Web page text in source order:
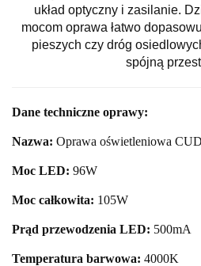
układ optyczny i zasilanie.
mocom oprawa łatwo
pieszych czy dróg
spójną
Dane techniczne oprawy:
Nazwa: Oprawa oświetleniowa
Moc LED: 96W
Moc całkowita: 105W
Prąd przewodzenia LED: 500mA
Temperatura barwowa: 4000K